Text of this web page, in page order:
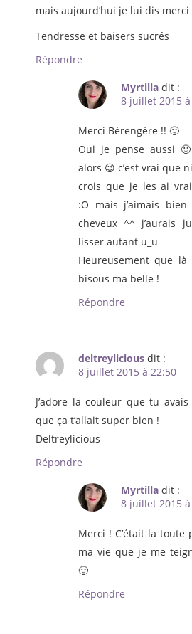
mais aujourd’hui je lui dis merci
Tendresse et baisers sucrés
Répondre
Myrtilla dit :
8 juillet 2015
Merci Bérengère !! 🙂
Oui je pense aussi
alors 😉 c’est vrai que
crois que je les ai
:O mais j’aimais
cheveux ^^ j’aurais
lisser autant u_u
Heureusement que
bisous ma belle !
Répondre
deltreylicious dit :
8 juillet 2015 à 22:50
J’adore la couleur que tu
que ça t’allait super bien !
Deltreylicious
Répondre
Myrtilla dit :
8 juillet 2015 à
Merci ! C’était la toute
ma vie que je me
🙂
Répondre